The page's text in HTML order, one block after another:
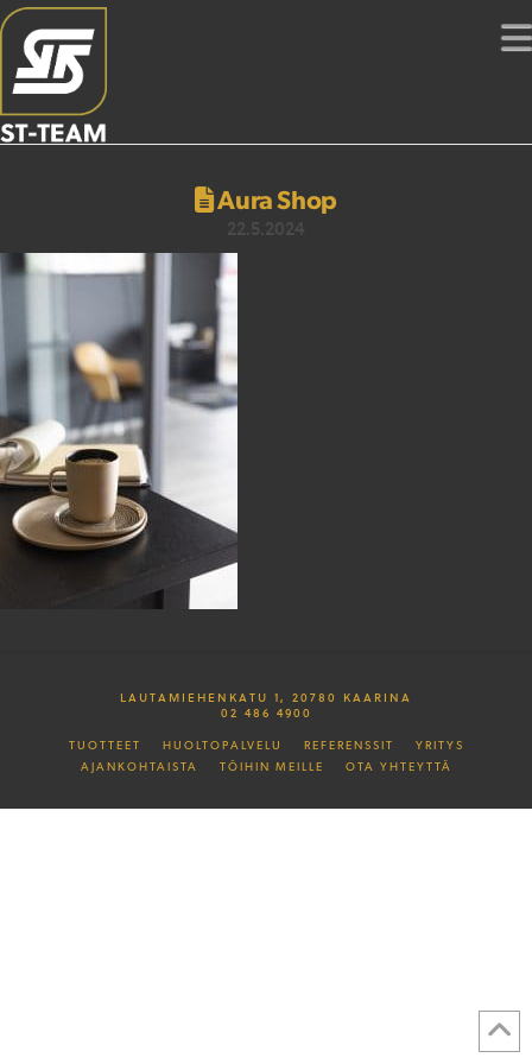
Aura Shop
LAUTAMIEHENKATU 1, 20780 KAARINA
02 486 4900
TUOTTEET HUOLTOPALVELU REFERENSSIT
YRITYS
AJANKOHTAISTA
TÖIHIN MEILLE OTA YHTEYTTÄ